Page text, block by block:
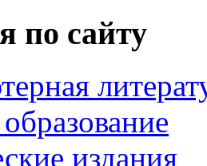
по сайту
издания